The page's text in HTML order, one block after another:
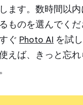
ます。数時間以
ものを選んでくだ
ぐ Photo AI を試
えば、きっと忘